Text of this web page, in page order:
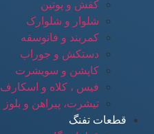
کفش و پوتین
شلوار و شلوارک
کمربند و فانوسقه
دستکش و جوراب
کاپشن و سویشرت
فیس ، کلاه و اسکارف
تیشرت، پیراهن و بلوز
قطعات تفنگ